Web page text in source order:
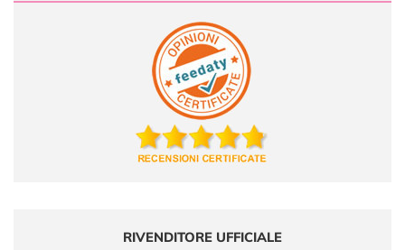
RIVENDITORE UFFICIALE